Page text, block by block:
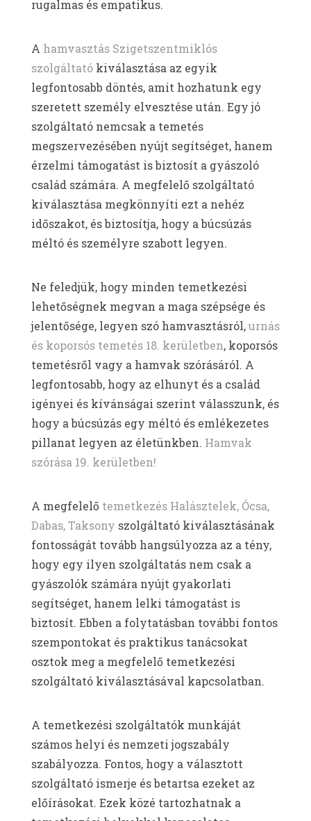
rugalmas és empatikus.
A hamvasztás Szigetszentmiklós
szolgáltató kiválasztása az egyik
legfontosabb döntés, amit hozhatunk egy
szeretett személy elvesztése után. Egy jó
szolgáltató nemcsak a temetés
megszervezésében nyújt segítséget, hanem
érzelmi támogatást is biztosít a gyászoló
család számára. A megfelelő szolgáltató
kiválasztása megkönnyíti ezt a nehéz
időszakot, és biztosítja, hogy a búcsúzás
méltó és személyre szabott legyen.
Ne feledjük, hogy minden temetkezési
lehetőségnek megvan a maga szépsége és
jelentősége, legyen szó hamvasztásról,urnás
és koporsós temetés 18. kerületben, koporsós
temetésről vagy a hamvak szórásáról. A
legfontosabb, hogy az elhunyt és a család
igényei és kívánságai szerint válasszunk, és
hogy a búcsúzás egy méltó és emlékezetes
pillanat legyen az életünkben. Hamvak
szórása 19. kerületben!
A megfelelő temetkezés Halásztelek, Ócsa,
Dabas, Taksony szolgáltató kiválasztásának
fontosságát tovább hangsúlyozza az a tény,
hogy egy ilyen szolgáltatás nem csak a
gyászolók számára nyújt gyakorlati
segítséget, hanem lelki támogatást is
biztosít. Ebben a folytatásban további fontos
szempontokat és praktikus tanácsokat
osztok meg a megfelelő temetkezési
szolgáltató kiválasztásával kapcsolatban.
A temetkezési szolgáltatók munkáját
számos helyi és nemzeti jogszabály
szabályozza. Fontos, hogy a választott
szolgáltató ismerje és betartsa ezeket az
előírásokat. Ezek közé tartozhatnak a